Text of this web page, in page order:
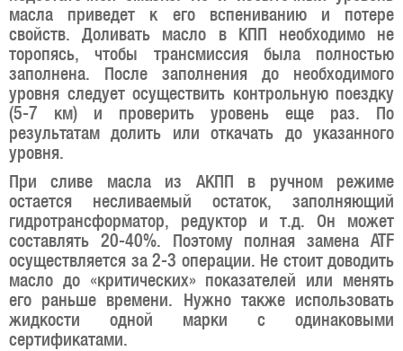
масла приведет к его вспениванию и потере
свойств. Доливать масло в КПП необходимо не
торопясь, чтобы трансмиссия была полностью
заполнена. После заполнения до необходимого
уровня следует осуществить контрольную поездку
(5-7 км) и проверить уровень еще раз. По
результатам долить или откачать до указанного
уровня.
При сливе масла из АКПП в ручном режиме
остается несливаемый остаток, заполняющий
гидротрансформатор, редуктор и т.д. Он может
составлять 20-40%. Поэтому полная замена ATF
осуществляется за 2-3 операции. Не стоит доводить
масло до «критических» показателей или менять
его раньше времени. Нужно также использовать
жидкости одной марки с одинаковыми
сертификатами.